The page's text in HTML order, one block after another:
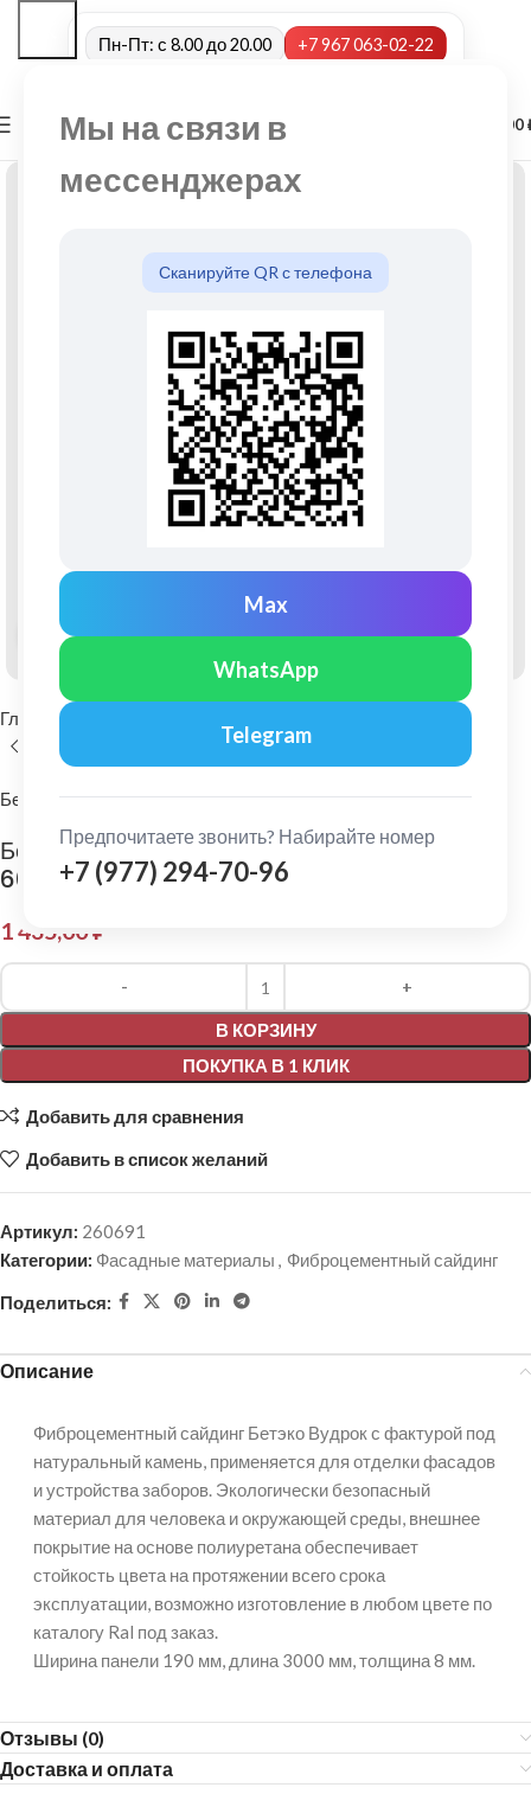
Мы на связи в
мессенджерах
Сканируйте QR с телефона
Max
WhatsApp
Telegram
Предпочитаете звонить? Набирайте номер
+7 (977) 294-70-96
Пн-Пт: с 8.00 до 20.00 +7 967 063-02-22
МЕНЮ 0,00
Нажмите, чтобы увеличить
Главная Фиброцементный сайдинг
Бетэко
Бетэко: Фиброцементный сайдинг Вудрок Ral
6021
1 435,00₽
В КОРЗИНУ
ПОКУПКА В 1 КЛИК
Alternative:
Добавить для сравнения
Добавить в список желаний
Артикул: 260691
Категории: Фасадные материалы , Фиброцементный сайдинг
Поделиться:
Описание
Фиброцементный сайдинг Бетэко Вудрок с фактурой под
натуральный камень, применяется для отделки фасадов
и устройства заборов. Экологически безопасный
материал для человека и окружающей среды, внешнее
покрытие на основе полиуретана обеспечивает
стойкость цвета на протяжении всего срока
эксплуатации, возможно изготовление в любом цвете по
каталогу Ral под заказ.
Ширина панели 190 мм, длина 3000 мм, толщина 8 мм.
Отзывы (0)
Доставка и оплата